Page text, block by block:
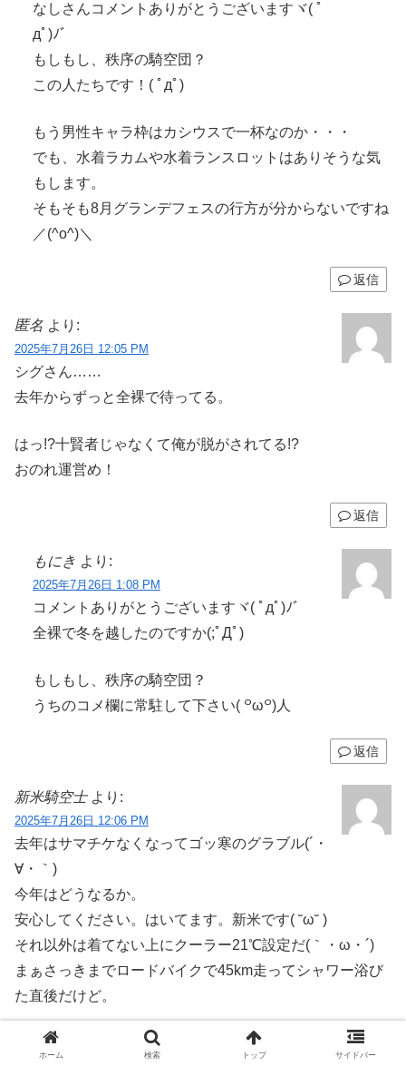
なしさんコメントありがとうございますヾ( ﾟ
дﾟ)ﾉ゛
もしもし、秩序の騎空団？
この人たちです！( ﾟдﾟ)
もう男性キャラ枠はカシウスで一杯なのか・・・
でも、水着ラカムや水着ランスロットはありそうな気
もします。
そもそも8月グランデフェスの行方が分からないですね
／(^o^)＼
返信
匿名 より:
2025年7月26日 12:05 PM
シグさん……
去年からずっと全裸で待ってる。
はっ!?十賢者じゃなくて俺が脱がされてる!?
おのれ運営め！
返信
もにき より:
2025年7月26日 1:08 PM
コメントありがとうございますヾ( ﾟдﾟ)ﾉ゛
全裸で冬を越したのですか(;ﾟДﾟ)
もしもし、秩序の騎空団？
うちのコメ欄に常駐して下さい( ꒪ω꒪)人
返信
新米騎空士 より:
2025年7月26日 12:06 PM
去年はサマチケなくなってゴッ寒のグラブル(´・
∀・｀)
今年はどうなるか。
安心してください。はいてます。新米です( ˘ω˘ )
それ以外は着てない上にクーラー21℃設定だ(｀・ω・´)
まぁさっきまでロードバイクで45km走ってシャワー浴び
た直後だけど。
ラカムは真の仲間だからな。唯一初期メンでメイン生き残
ホーム 検索 トップ サイドバー